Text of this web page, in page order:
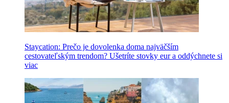
Staycation: Prečo je dovolenka doma najväčším
cestovateľským trendom? Ušetríte stovky eur a oddýchnete si
viac